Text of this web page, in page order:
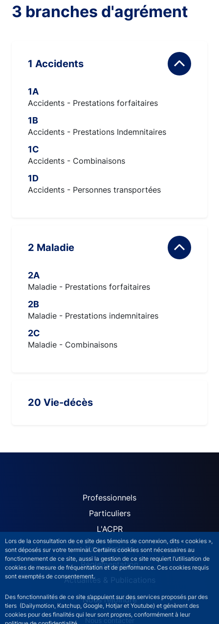
Lors de la consultation de ce site des témoins de connexion, dits « cookies »,
sont déposés sur votre terminal. Certains cookies sont nécessaires au
fonctionnement de ce site, aussi la gestion de ce site requiert l’utilisation de
cookies de mesure de fréquentation et de performance. Ces cookies requis
sont exemptés de consentement.
Des fonctionnalités de ce site s’appuient sur des services proposés par des
tiers (Dailymotion, Katchup, Google, Hotjar et Youtube) et génèrent des
cookies pour des finalités qui leur sont propres, conformément à leur
3 branches d'agrément
1 Accidents
1A
Accidents - Prestations forfaitaires
1B
Accidents - Prestations Indemnitaires
1C
Accidents - Combinaisons
1D
Accidents - Personnes transportées
2 Maladie
2A
Maladie - Prestations forfaitaires
2B
Maladie - Prestations indemnitaires
2C
Maladie - Combinaisons
20 Vie-décès
ACPR site navigation
Professionnels
Particuliers
L'ACPR
Nos missions
Réglementation
Actualités & Publications
Nous rejoindre
ACPR footer secondary menu (French)
Nous contacter